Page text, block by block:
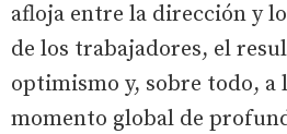
afloja entre la dirección y
de los trabajadores, el
optimismo y, sobre todo, a
momento global de